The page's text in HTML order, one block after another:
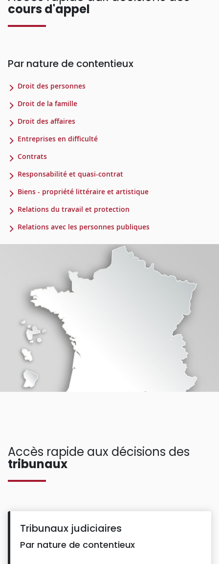
cours d'appel
Par nature de contentieux
Droit des personnes
Droit de la famille
Droit des affaires
Entreprises en difficulté
Contrats
Responsabilité et quasi-contrat
Biens - propriété littéraire et artistique
Relations du travail et protection
Relations avec les personnes publiques
Accès rapide aux décisions des
tribunaux
Tribunaux judiciaires
Par nature de contentieux